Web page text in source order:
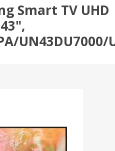
Smart TV UHD
UN43DU7000/